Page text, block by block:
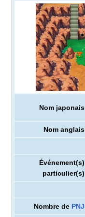
Nom japonais
Nom anglais
Événement(s)
particulier(s)
Nombre de PNJ